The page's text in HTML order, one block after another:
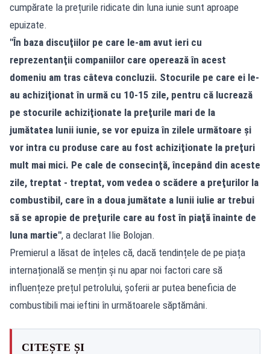
cumpărate la prețurile ridicate din luna iunie sunt aproape
epuizate.
"În baza discuţiilor pe care le-am avut ieri cu
reprezentanţii companiilor care operează în acest
domeniu am tras câteva concluzii. Stocurile pe care ei le-
au achiziţionat în urmă cu 10-15 zile, pentru că lucrează
pe stocurile achiziţionate la preţurile mari de la
jumătatea lunii iunie, se vor epuiza în zilele următoare şi
vor intra cu produse care au fost achiziţionate la preţuri
mult mai mici. Pe cale de consecinţă, începând din aceste
zile, treptat - treptat, vom vedea o scădere a preţurilor la
combustibil, care în a doua jumătate a lunii iulie ar trebui
să se apropie de preţurile care au fost în piaţă înainte de
luna martie", a declarat Ilie Bolojan.
Premierul a lăsat de înțeles că, dacă tendințele de pe piața
internațională se mențin și nu apar noi factori care să
influențeze prețul petrolului, șoferii ar putea beneficia de
combustibili mai ieftini în următoarele săptămâni.
CITEȘTE ȘI